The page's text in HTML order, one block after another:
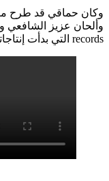
وكان حماقي قد طرح
records التي بدأت إنتاجاتها بالتعاون مع محمد حماقي.